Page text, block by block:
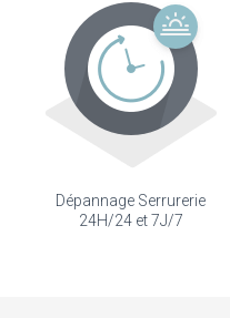
Dépannage Serrurerie
24H/24 et 7J/7